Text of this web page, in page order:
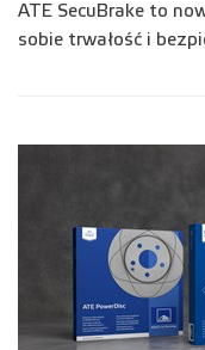
ATE SecuBrake to
sobie trwałość i